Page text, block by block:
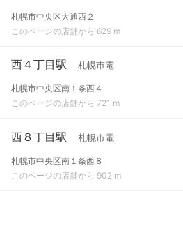
札幌市中央区大通西２
このページの店舗から 629 m
西４丁目駅 札幌市電
札幌市中央区南１条西４
このページの店舗から 721 m
西８丁目駅 札幌市電
札幌市中央区南１条西８
このページの店舗から 902 m